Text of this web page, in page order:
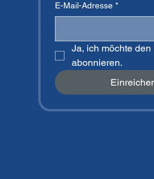
E-Mail-Adresse *
Ja, ich möchte
abonnieren.